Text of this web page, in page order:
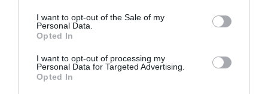
I want to opt-out of the Sale of my
Personal Data.
Opted In
I want to opt-out of processing my
Personal Data for Targeted Advertising.
Opted In
Comentarios